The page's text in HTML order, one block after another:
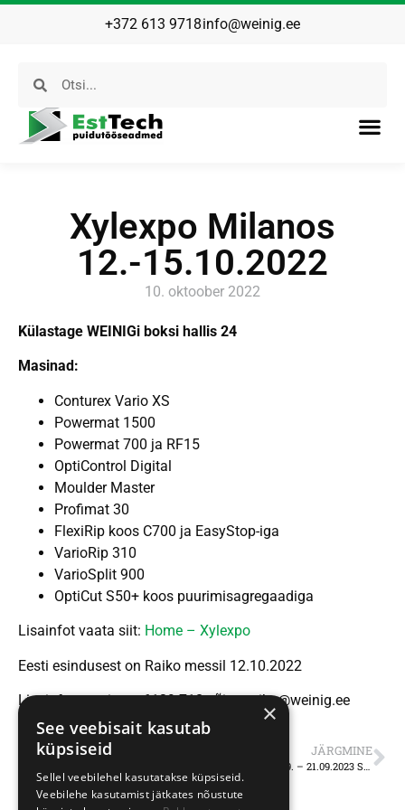
+372 613 9718info@weinig.ee
Xylexpo Milanos
12.-15.10.2022
10. oktoober 2022
Külastage WEINIGi boksi hallis 24
Masinad:
Conturex Vario XS
Powermat 1500
Powermat 700 ja RF15
OptiControl Digital
Moulder Master
Profimat 30
FlexiRip koos C700 ja EasyStop-iga
VarioRip 310
VarioSplit 900
OptiCut S50+ koos puurimisagregaadiga
Lisainfot vaata siit: Home – Xylexpo
Eesti esindusest on Raiko messil 12.10.2022
Lisainformatsioon 6139 718 või monika@weinig.ee
JÄRGMINE
Packaging Days 19. – 21.09.2023 Saksamaal Dimteri tehases
×
See veebisait kasutab
küpsiseid
Sellel veebilehel kasutatakse küpsiseid.
Veebilehe kasutamist jätkates nõustute